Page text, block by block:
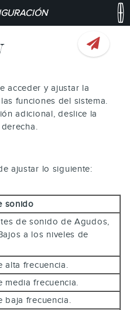
acceder y ajustar la
funciones del sistema.
adicional, deslice la
ajustar lo siguiente:
sonido
de sonido de Agudos,
a los niveles de
alta frecuencia.
media frecuencia.
baja frecuencia.